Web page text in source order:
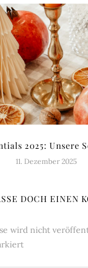
2025: Unsere
11. Dezember 2025
DOCH EINEN
wird nicht